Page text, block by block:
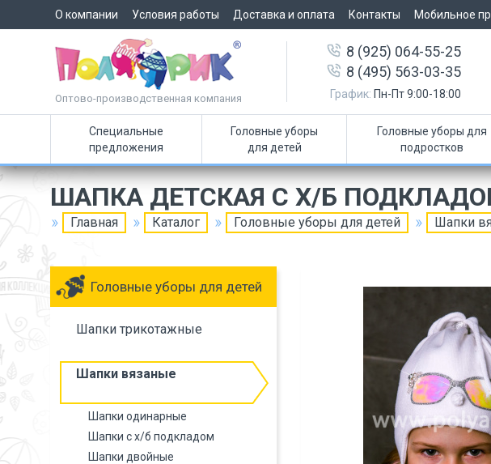
О компании Условия работы Доставка и оплата Контакты Мобильное
Оптово-производственная компания
8 (925) 064-55-25
8 (495) 563-03-35
График: Пн-Пт 9:00-18:00
Специальные
предложения
Головные уборы
для детей
Головные уборы для
подростков
ШАПКА ДЕТСКАЯ С Х/Б
Главная Каталог Головные уборы для детей Шапки
Головные уборы для детей
Шапки трикотажные
Шапки вязаные
Шапки одинарные
Шапки с х/б подкладом
Шапки двойные